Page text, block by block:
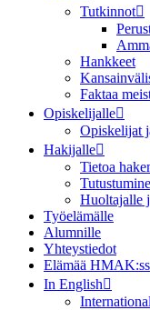
Tutkinnot
Hankkeet
Faktaa
Opiskelijalle
Opiskelijat
Hakijalle
Tietoa
Huoltajalle
Työelämälle
Alumnille
Yhteystiedot
Elämää
In English